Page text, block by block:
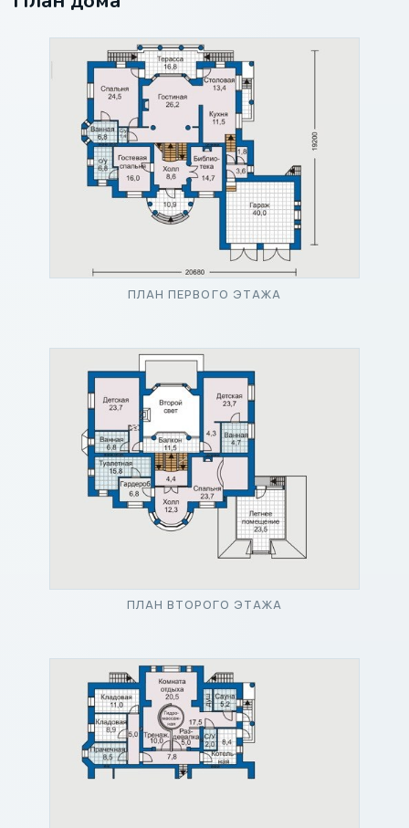
ПЛАН ПЕРВОГО ЭТАЖА
ПЛАН ВТОРОГО ЭТАЖА